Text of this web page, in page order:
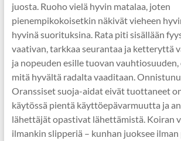
juosta. Ruoho vielä hyvin matalaa, joten
pienempikokoisetkin näkivät vieheen
hyvinä suorituksina. Rata piti sisällään
vaativan, tarkkaa seurantaa ja ketteryttä
ja nopeuden esille tuovan vauhtiosuuden,
mitä hyvältä radalta vaaditaan.
Oranssiset suoja-aidat eivät tuottaneet
käytössä pientä käyttöepävarmuutta ja
lähettäjät opastivat lähettämistä. Koiran
ilmankin slipperiä – kunhan juoksee ilman